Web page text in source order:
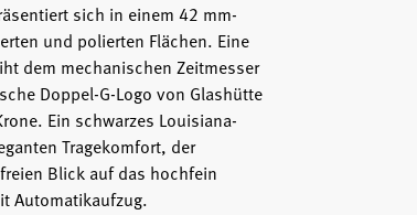
sich in einem 42 mm-
und polierten Flächen. Eine
dem mechanischen Zeitmesser
Doppel-G-Logo von Glashütte
Ein schwarzes Louisiana-
Tragekomfort, der
Blick auf das hochfein
Automatikaufzug.